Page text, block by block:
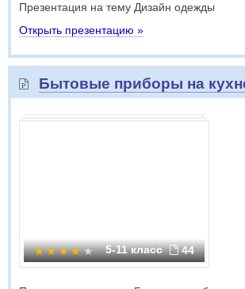
Презентация на тему Дизайн одежды
Открыть презентацию »
Бытовые приборы на
5-11 класс 44